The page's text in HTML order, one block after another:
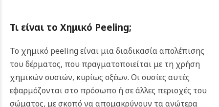
Τι είναι το Χημικό Peeling;
Το χημικό peeling είναι μια διαδικασία απολέπισης
του δέρματος, που πραγματοποιείται με τη χρήση
χημικών ουσιών, κυρίως οξέων. Οι ουσίες αυτές
εφαρμόζονται στο πρόσωπο ή σε άλλες περιοχές του
σώματος, με σκοπό να απομακρύνουν τα ανώτερα